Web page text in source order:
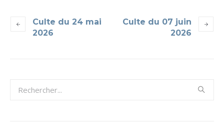
Culte du 24 mai
2026
Culte du 07 juin
2026